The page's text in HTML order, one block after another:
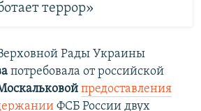
террор»
Рады Украины
потребовала от российской
предоставления
ФСБ России двух